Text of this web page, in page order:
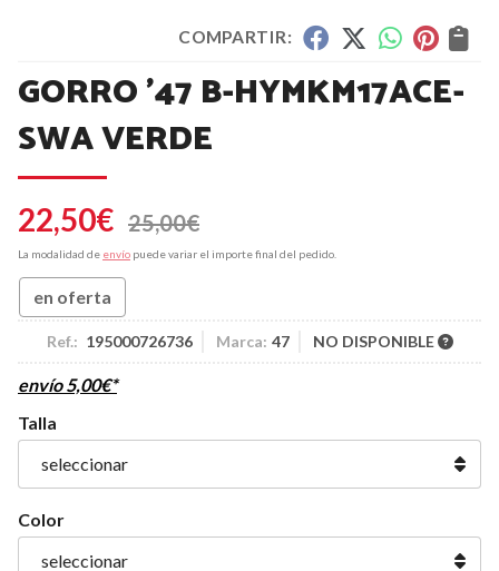
COMPARTIR:
GORRO '47 B-HYMKM17ACE-
SWA VERDE
22,50€ 25,00€
La modalidad de envío puede variar el importe final del pedido.
en oferta
Ref.: 195000726736 Marca: 47 NO DISPONIBLE
envío 5,00€*
Talla
Color